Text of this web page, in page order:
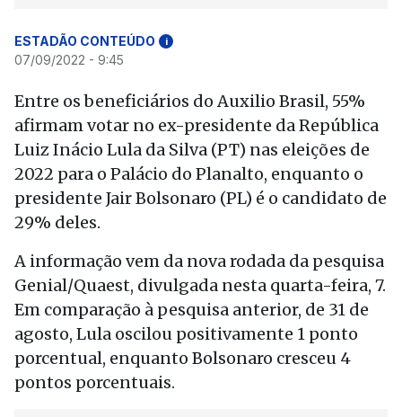
ESTADÃO CONTEÚDO i
07/09/2022 - 9:45
Entre os beneficiários do Auxilio Brasil, 55%
afirmam votar no ex-presidente da República
Luiz Inácio Lula da Silva (PT) nas eleições de
2022 para o Palácio do Planalto, enquanto o
presidente Jair Bolsonaro (PL) é o candidato de
29% deles.
A informação vem da nova rodada da pesquisa
Genial/Quaest, divulgada nesta quarta-feira, 7.
Em comparação à pesquisa anterior, de 31 de
agosto, Lula oscilou positivamente 1 ponto
porcentual, enquanto Bolsonaro cresceu 4
pontos porcentuais.